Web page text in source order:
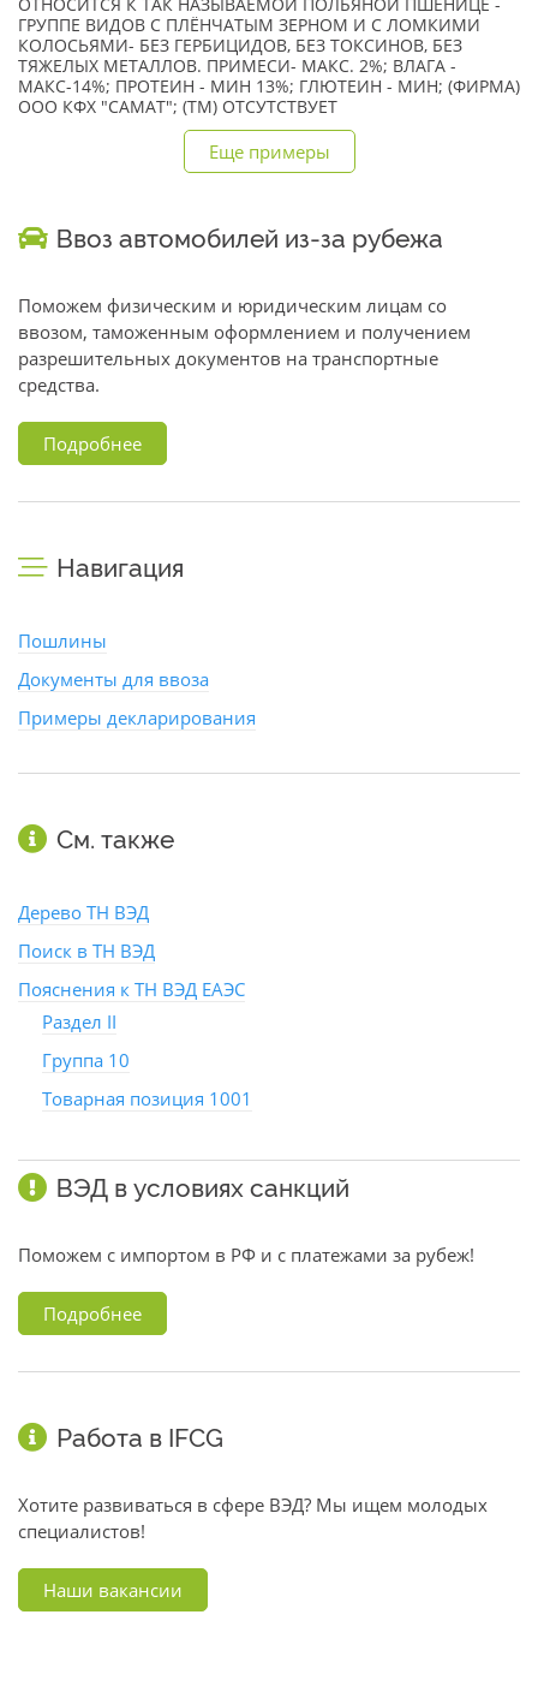
ОТНОСИТСЯ К ТАК НАЗЫВАЕМОЙ ПОЛБЯНОЙ ПШЕНИЦЕ -
ГРУППЕ ВИДОВ С ПЛЁНЧАТЫМ ЗЕРНОМ И С ЛОМКИМИ
КОЛОСЬЯМИ- БЕЗ ГЕРБИЦИДОВ, БЕЗ ТОКСИНОВ, БЕЗ
ТЯЖЕЛЫХ МЕТАЛЛОВ. ПРИМЕСИ- МАКС. 2%; ВЛАГА -
МАКС-14%; ПРОТЕИН - МИН 13%; ГЛЮТЕИН - МИН; (ФИРМА)
ООО КФХ "САМАТ"; (TM) ОТСУТСТВУЕТ
Еще примеры
Ввоз автомобилей из-за рубежа
Поможем физическим и юридическим лицам со
ввозом, таможенным оформлением и получением
разрешительных документов на транспортные
средства.
Подробнее
Навигация
Пошлины
Документы для ввоза
Примеры декларирования
См. также
Дерево ТН ВЭД
Поиск в ТН ВЭД
Пояснения к ТН ВЭД ЕАЭС
Раздел II
Группа 10
Товарная позиция 1001
ВЭД в условиях санкций
Поможем с импортом в РФ и с платежами за рубеж!
Подробнее
Работа в IFCG
Хотите развиваться в сфере ВЭД? Мы ищем молодых
специалистов!
Наши вакансии